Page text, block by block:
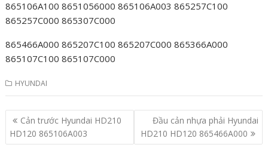
865106A100 8651056000 865106A003 865257C100
865257C000 865307C000
865466A000 865207C100 865207C000 865366A000
865107C100 865107C000
HYUNDAI
Post
navigation
Cản trước Hyundai HD210
HD120 865106A003
Đầu cản nhựa phải Hyundai
HD210 HD120 865466A000